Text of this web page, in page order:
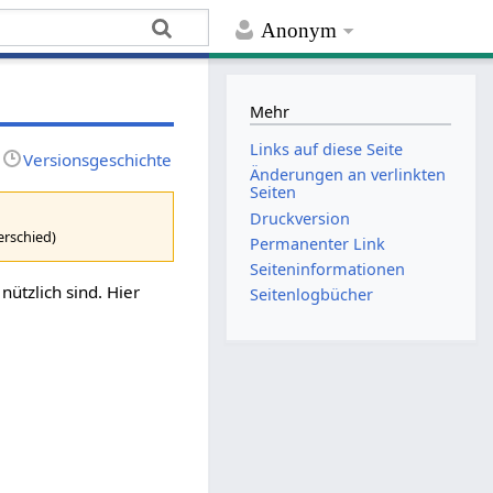
Anonym
Versionsgeschichte
sind. Hier
Mehr
Links auf diese Seite
Änderungen an verlinkten
Seiten
Druckversion
Permanenter Link
Seiten­­informationen
Seitenlogbücher